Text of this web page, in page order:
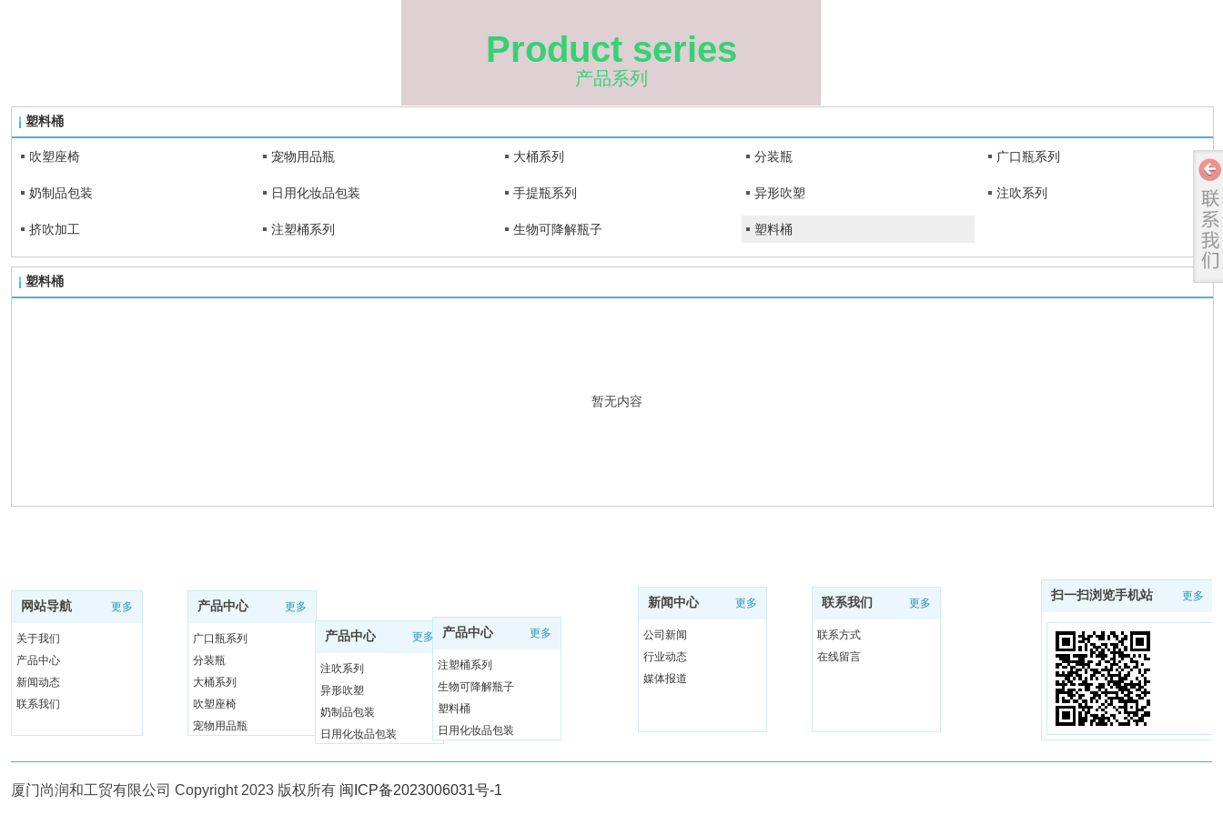
Product series
产品系列
塑料桶
吹塑座椅 宠物用品瓶 大桶系列 分装瓶 广口瓶系列
奶制品包装 日用化妆品包装 手提瓶系列 异形吹塑 注吹系列
挤吹加工 注塑桶系列 生物可降解瓶子 塑料桶
塑料桶
暂无内容
网站导航 更多
关于我们
产品中心
新闻动态
联系我们
产品中心 更多
广口瓶系列
分装瓶
大桶系列
吹塑座椅
宠物用品瓶
产品中心 更多
注吹系列
异形吹塑
奶制品包装
日用化妆品包装
扫一扫浏览手机站 更多
产品中心 更多
注塑桶系列
生物可降解瓶子
塑料桶
日用化妆品包装
新闻中心 更多
公司新闻
行业动态
媒体报道
联系我们 更多
联系方式
在线留言
厦门尚润和工贸有限公司 Copyright 2023 版权所有 闽ICP备2023006031号-1